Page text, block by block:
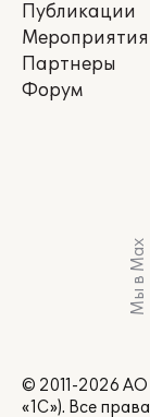
Публикации
Мероприятия
Партнеры
Форум
Мы в Max
© 2011-2026
«1С»). Все